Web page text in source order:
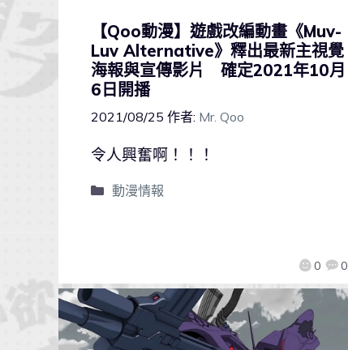
【Qoo動漫】遊戲改編動畫《Muv-
Luv Alternative》釋出最新主視覺
海報與宣傳影片 確定2021年10月
6日開播
2021/08/25 作者: Mr. Qoo
0 0
令人興奮啊！！！
動漫情報